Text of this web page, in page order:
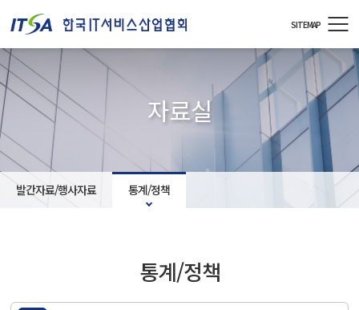
SITEMAP
자료실
발간자료/행사자료 통계/정책
통계/정책